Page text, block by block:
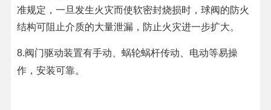
准规定，一旦发生火灾而使软密封烧损时，球阀的防火
结构可阻止介质的大量泄漏，防止火灾进一步扩大。
8.阀门驱动装置有手动、蜗轮蜗杆传动、电动等易操
作，安装可靠。